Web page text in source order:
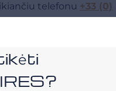
telefonu +33 (0)